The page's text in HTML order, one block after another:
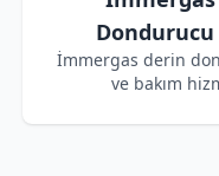
Dondurucu
İmmergas derin
ve bakım